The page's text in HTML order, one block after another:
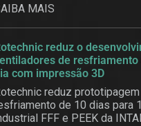
MAIS
reduz o
de resfriamento
com impressão 3D
reduz
de 10 dias para
FFF e PEEK da